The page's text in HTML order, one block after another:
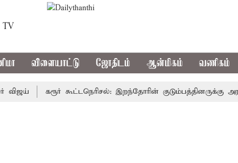
TV
விளையாட்டு ஜோதிடம் ஆன்மிகம் வணிகம்
கரூர் கூட்டநெரிசல்: இறந்தோரின் குடும்பத்தினருக்கு